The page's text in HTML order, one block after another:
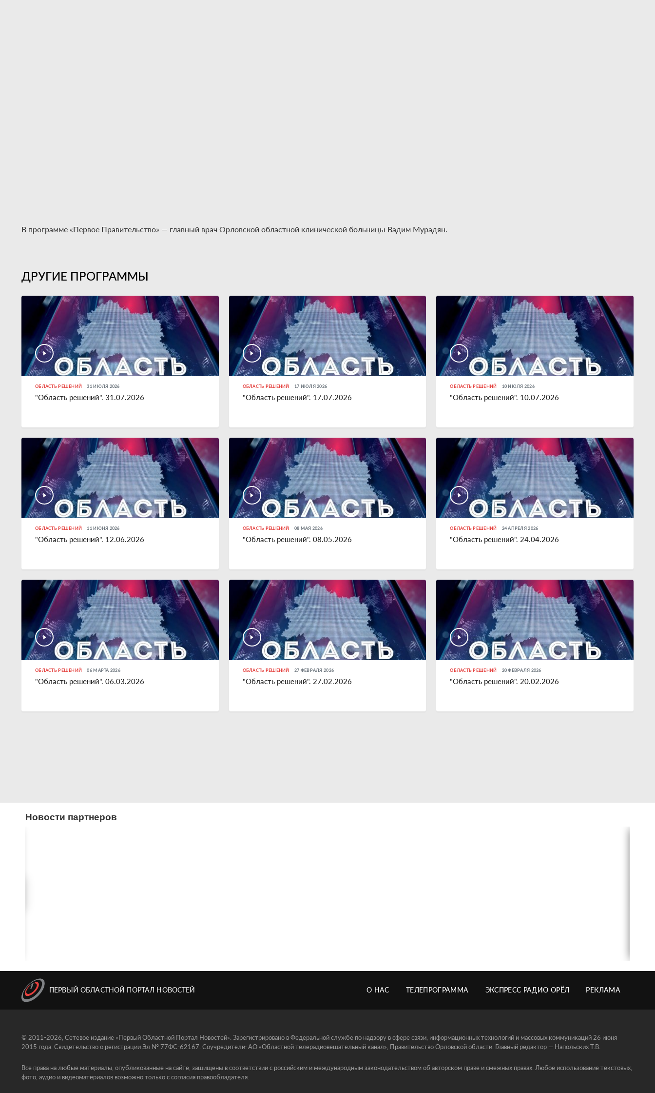
В программе «Первое Правительство» — главный врач Орловской областной клинической больницы Вадим Мурадян.
ДРУГИЕ ПРОГРАММЫ
ОБЛАСТЬ РЕШЕНИЙ 31 ИЮЛЯ 2026
"Область решений". 31.07.2026
ОБЛАСТЬ РЕШЕНИЙ 17 ИЮЛЯ 2026
"Область решений". 17.07.2026
ОБЛАСТЬ РЕШЕНИЙ 10 ИЮЛЯ 2026
"Область решений". 10.07.2026
ОБЛАСТЬ РЕШЕНИЙ 11 ИЮНЯ 2026
"Область решений". 12.06.2026
ОБЛАСТЬ РЕШЕНИЙ 08 МАЯ 2026
"Область решений". 08.05.2026
ОБЛАСТЬ РЕШЕНИЙ 24 АПРЕЛЯ 2026
"Область решений". 24.04.2026
ОБЛАСТЬ РЕШЕНИЙ 06 МАРТА 2026
"Область решений". 06.03.2026
ОБЛАСТЬ РЕШЕНИЙ 27 ФЕВРАЛЯ 2026
"Область решений". 27.02.2026
ОБЛАСТЬ РЕШЕНИЙ 20 ФЕВРАЛЯ 2026
"Область решений". 20.02.2026
Новости партнеров
ПЕРВЫЙ ОБЛАСТНОЙ ПОРТАЛ НОВОСТЕЙ О НАС ТЕЛЕПРОГРАММА ЭКСПРЕСС РАДИО ОРЁЛ РЕКЛАМА
© 2011-2026, Сетевое издание «Первый Областной Портал Новостей». Зарегистрировано в Федеральной службе по надзору в сфере связи, информационных технологий и массовых коммуникаций 26 июня
2015 года. Свидетельство о регистрации Эл № 77ФС-62167. Соучредители: АО «Областной телерадиовещательный канал», Правительство Орловской области. Главный редактор — Напольских Т.В.
Все права на любые материалы, опубликованные на сайте, защищены в соответствии с российским и международным законодательством об авторском праве и смежных правах. Любое использование текстовых,
фото, аудио и видеоматериалов возможно только с согласия правообладателя.